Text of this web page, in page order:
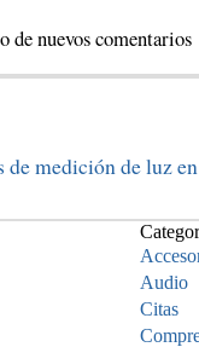
nuevos comentarios
de medición de luz
Audio
Citas